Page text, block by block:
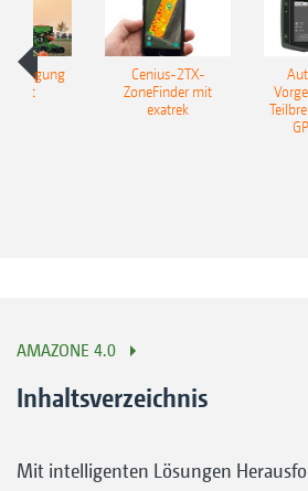
Cenius-2TX-
ZoneFinder mit
exatrek
AMAZONE 4.0
Inhaltsverzeichnis
Mit intelligenten Lösungen